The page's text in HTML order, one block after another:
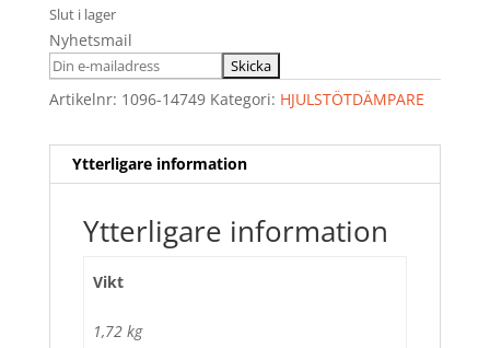
Slut i lager
Nyhetsmail
Artikelnr: 1096-14749 Kategori: HJULSTÖTDÄMPARE
Ytterligare information
Ytterligare information
Vikt
1,72 kg